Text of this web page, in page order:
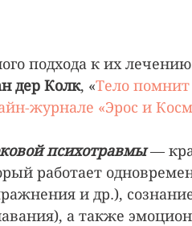
подхода к их
дер Колк, «Тело помнит
журнале «Эрос и
психотравмы —
работает
и др.),
а также